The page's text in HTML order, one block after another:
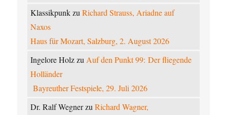
KlassikpunkzuRichard Strauss, Ariadne auf
Naxos
Haus für Mozart, Salzburg, 2. August 2026
Ingelore HolzzuAuf den Punkt 99: Der fliegende
Holländer
Bayreuther Festspiele, 29. Juli 2026
Dr. Ralf WegnerzuRichard Wagner,